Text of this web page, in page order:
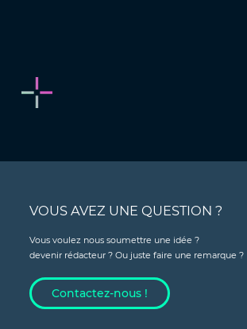
VOUS AVEZ UNE QUESTION ?
Vous voulez nous soumettre une idée ?
devenir rédacteur ? Ou juste faire une remarque ?
Contactez-nous !